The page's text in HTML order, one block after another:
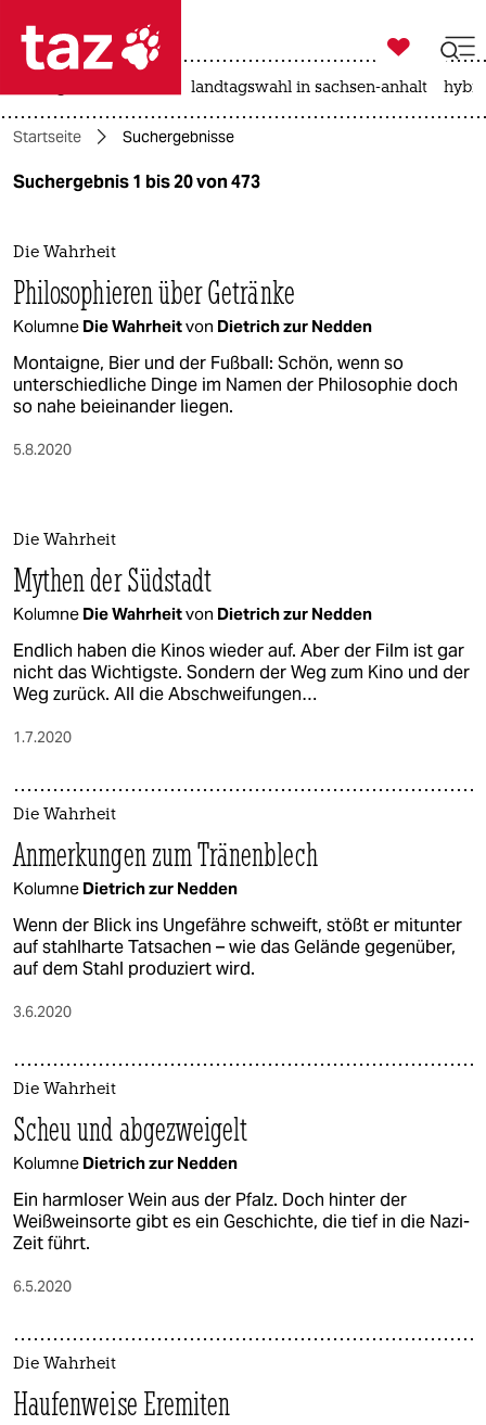
 taz zahl ich
taz zahl ich
themen
politik
öko
kultur
sport
nord
wahrheit
verlag
fragen & hilfe
unterstützen
abo
genossenschaft
epaper login

taz zahl ich
landtagswahl in sachsen-anhalt
Startseite Suchergebnisse
Suchergebnis 1 bis 20 von 473
Die Wahrheit
Philosophieren über Getränke
Kolumne Die Wahrheitvon Dietrich zur Nedden
Montaigne, Bier und der Fußball: Schön, wenn so
unterschiedliche Dinge im Namen der Philosophie doch
so nahe beieinander liegen.
5.8.2020
Die Wahrheit
Mythen der Südstadt
Kolumne Die Wahrheitvon Dietrich zur Nedden
Endlich haben die Kinos wieder auf. Aber der Film ist gar
nicht das Wichtigste. Sondern der Weg zum Kino und der
Weg zurück. All die Abschweifungen…
1.7.2020
Die Wahrheit
Anmerkungen zum Tränenblech
Kolumne Dietrich zur Nedden
Wenn der Blick ins Ungefähre schweift, stößt er mitunter
auf stahlharte Tatsachen – wie das Gelände gegenüber,
auf dem Stahl produziert wird.
3.6.2020
Die Wahrheit
Scheu und abgezweigelt
Kolumne Dietrich zur Nedden
Ein harmloser Wein aus der Pfalz. Doch hinter der
Weißweinsorte gibt es ein Geschichte, die tief in die Nazi-
Zeit führt.
6.5.2020
Die Wahrheit
Haufenweise Eremiten